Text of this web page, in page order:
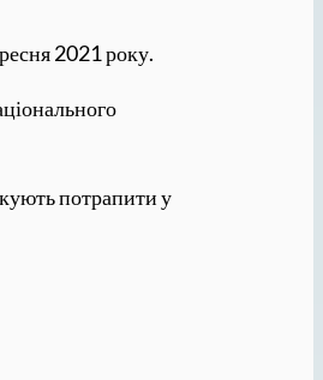
2021 року.
потрапити у